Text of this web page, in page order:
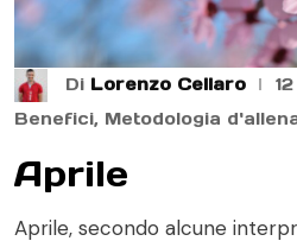
Di Lorenzo Cellaro
Benefici, Metodologia
Aprile
Aprile, secondo alcune